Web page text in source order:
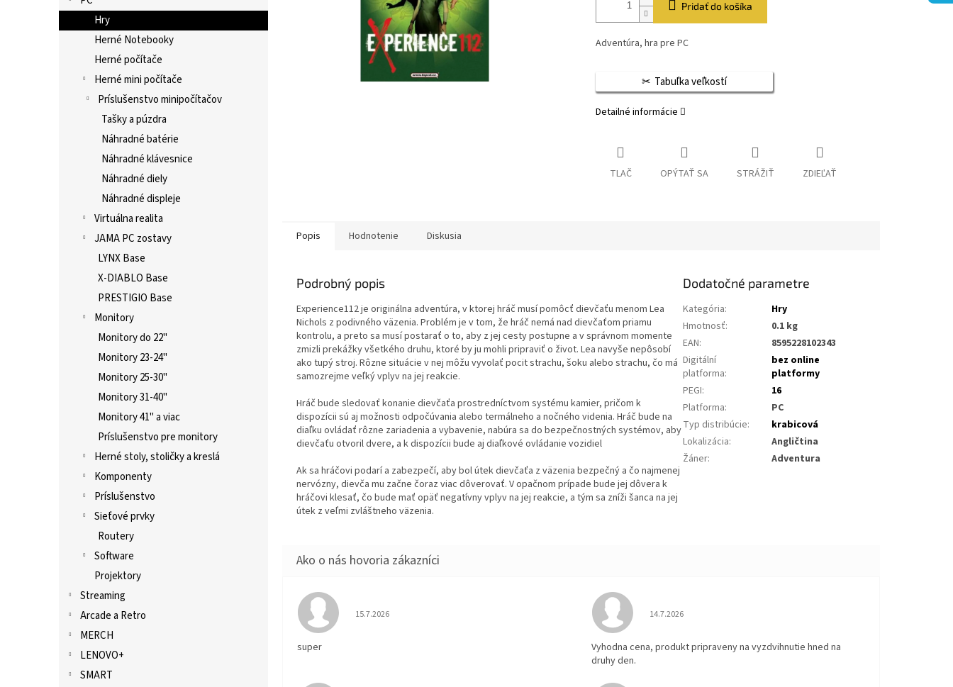
Hry
Herné Notebooky
Herné počítače
Herné mini počítače
Príslušenstvo minipočítačov
Tašky a púzdra
Náhradné batérie
Náhradné klávesnice
Náhradné diely
Náhradné displeje
Virtuálna realita
JAMA PC zostavy
LYNX Base
X-DIABLO Base
PRESTIGIO Base
Monitory
Monitory do 22"
Monitory 23-24"
Monitory 25-30"
Monitory 31-40"
Monitory 41" a viac
Príslušenstvo pre monitory
Herné stoly, stoličky a kreslá
Komponenty
Príslušenstvo
Sieťové prvky
Routery
Software
Projektory
Streaming
Arcade a Retro
MERCH
LENOVO+
SMART
Pridať do košíka
Adventúra, hra pre PC
Tabuľka veľkostí
Detailné informácie
TLAČ OPÝTAŤ SA STRÁŽIŤ ZDIEĽAŤ
Popis Hodnotenie Diskusia
Podrobný popis
Experience112 je originálna adventúra, v ktorej hráč musí pomôcť dievčaťu menom Lea
Nichols z podivného väzenia. Problém je v tom, že hráč nemá nad dievčaťom priamu
kontrolu, a preto sa musí postarať o to, aby z jej cesty postupne a v správnom momente
zmizli prekážky všetkého druhu, ktoré by ju mohli pripraviť o život. Lea navyše nepôsobí
ako tupý stroj. Rôzne situácie v nej môžu vyvolať pocit strachu, šoku alebo strachu, čo má
samozrejme veľký vplyv na jej reakcie.
Hráč bude sledovať konanie dievčaťa prostredníctvom systému kamier, pričom k
dispozícii sú aj možnosti odpočúvania alebo termálneho a nočného videnia. Hráč bude na
diaľku ovládať rôzne zariadenia a vybavenie, nabúra sa do bezpečnostných systémov, aby
dievčaťu otvoril dvere, a k dispozícii bude aj diaľkové ovládanie vozidiel
Ak sa hráčovi podarí a zabezpečí, aby bol útek dievčaťa z väzenia bezpečný a čo najmenej
nervózny, dievča mu začne čoraz viac dôverovať. V opačnom prípade bude jej dôvera k
hráčovi klesať, čo bude mať opäť negatívny vplyv na jej reakcie, a tým sa zníži šanca na jej
útek z veľmi zvláštneho väzenia.
Dodatočné parametre
Kategória:
Hry
Hmotnosť:
0.1 kg
EAN:
8595228102343
Digitální
platforma:
bez online
platformy
PEGI:
16
Platforma:
PC
Typ distribúcie:
krabicová
Lokalizácia:
Angličtina
Žáner: Adventura
Hodnotenie obchodu je 5 z 5 hviezdičiek.
15.7.2026
super
Hodnotenie obchodu je 5 z 5 hviezdičiek.
14.7.2026
Vyhodna cena, produkt pripraveny na vyzdvihnutie hned na
druhy den.